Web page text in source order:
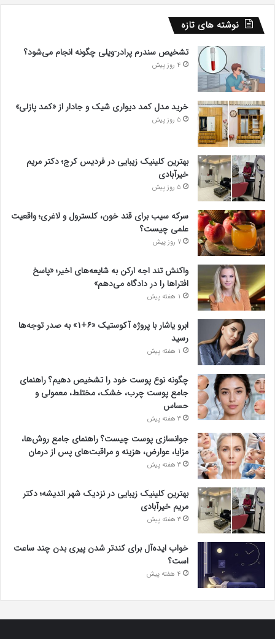
نوشته های تازه
تشخیص سندرم پرادر-ویلی چگونه انجام می‌شود؟
4 روز پیش
خرید مدل کمد دیواری شیک و جادار از «کمد پازلی»
5 روز پیش
بهترین کلینیک زیبایی در فردیس کرج؛ دکتر مریم
خیرآبادی
5 روز پیش
سرکه سیب برای قند خون، کلسترول و لاغری؛ واقعیت
علمی چیست؟
7 روز پیش
واکنش تند اجه ارکن به شایعه‌های اخیر؛ «پاسخ
افتراها را در دادگاه می‌دهم»
1 هفته پیش
ابرو یاشار با پروژه آکوستیک «۶+۱» به صدر توجه‌ها
رسید
1 هفته پیش
چگونه نوع پوست خود را تشخیص دهیم؟ راهنمای
جامع پوست چرب، خشک، مختلط، معمولی و
حساس
3 هفته پیش
جوانسازی پوست چیست؟ راهنمای جامع روش‌ها،
مزایا، عوارض، هزینه و مراقبت‌های پس از درمان
3 هفته پیش
بهترین کلینیک زیبایی در نزدیک شهر اندیشه؛ دکتر
مریم خیرآبادی
3 هفته پیش
خواب ایده‌آل برای کندتر شدن پیری بدن چند ساعت
است؟
4 هفته پیش